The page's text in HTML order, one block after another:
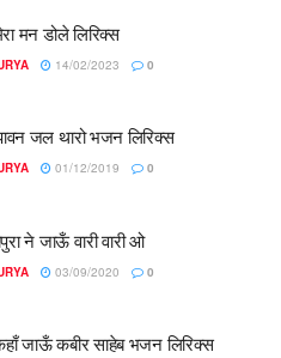
मन डोले लिरिक्स
14/02/2023 0
जल थारो भजन लिरिक्स
01/12/2019 0
ने जाऊँ वारी वारी ओ
03/09/2020 0
जाऊँ कबीर साहेब भजन लिरिक्स